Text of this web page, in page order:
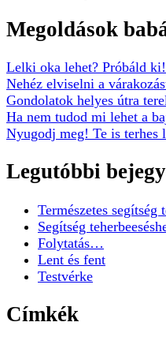
Megoldások
Lelki oka lehet? Próbáld ki!
Nehéz elviselni a
Gondolatok helyes útra
Ha nem tudod mi lehet a
Nyugodj meg! Te is terhes
Legutóbbi
Természetes segítség
Segítség
Folytatás…
Lent és fent
Testvérke
Címkék